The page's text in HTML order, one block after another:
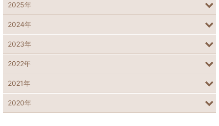
2025年
2024年
2023年
2022年
2021年
2020年